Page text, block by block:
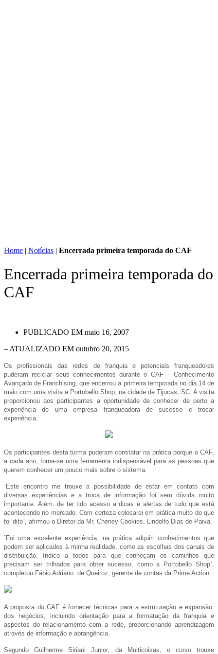
Home | Notícias | Encerrada primeira temporada do CAF
Encerrada primeira temporada do
CAF
PUBLICADO EM maio 16, 2007
– ATUALIZADO EM outubro 20, 2015
Os profissionais das redes de franquia e potenciais franqueadores
puderam reciclar seus conhecimentos durante o CAF – Conhecimento
Avançado de Franchising, que encerrou a primeira temporada no dia 14 de
maio com uma visita a Portobello Shop, na cidade de Tijucas, SC. A visita
proporcionou aos participantes a oportunidade de conhecer de perto a
experiência de uma empresa franqueadora de sucesso e trocar
experiência.
Os participantes desta turma puderam constatar na prática porque o CAF,
a cada ano, torna-se uma ferramenta indispensável para as pessoas que
querem conhecer um pouco mais sobre o sistema.
`Este encontro me trouxe a possibilidade de estar em contato com
diversas experiências e a troca de informação foi sem dúvida muito
importante. Além, de ter tido acesso a dicas e alertas de tudo que está
acontecendo no mercado. Com certeza colocarei em prática muito do que
foi dito`, afirmou o Diretor da Mr. Cheney Cookies, Lindolfo Dias de Paiva.
`Foi uma excelente experiência, na prática adquiri conhecimentos que
podem ser aplicados à minha realidade, como as escolhas dos canais de
distribuição. Indico a todos para que conheçam os caminhos que
precisam ser trilhados para obter sucesso, como a Portobello Shop`,
completou Fábio Adriano de Queiroz, gerente de contas da Prime Action.
A proposta do CAF é fornecer técnicas para a estruturação e expansão
dos negócios, incluindo orientação para a formatação da franquia e
aspectos do relacionamento com a rede, proporcionando aprendizagem
através de informação e abrangência.
Segundo Guilherme Siriani Junior, da Multicoisas, o curso trouxe